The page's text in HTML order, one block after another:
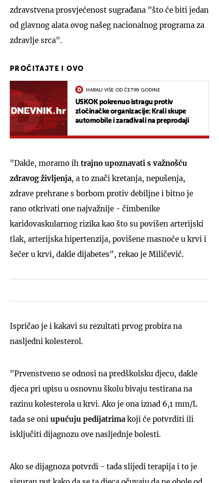
zdravstvena prosvjećenost sugrađana "što će biti jedan
od glavnog alata ovog našeg nacionalnog programa za
zdravlje srca".
PROČITAJTE I OVO
HARALI VIŠE OD ČETIRI GODINE
USKOK pokrenuo istragu protiv
zločinačke organizacije: Krali skupe
automobile i zarađivali na preprodaji
"Dakle, moramo ih trajno upoznavati s važnošću
zdravog življenja, a to znači kretanja, nepušenja,
zdrave prehrane s borbom protiv debiljne i bitno je
rano otkrivati one najvažnije - čimbenike
karidovaskularnog rizika kao što su povišen arterijski
tlak, arterijska hipertenzija, povišene masnoće u krvi i
šećer u krvi, dakle dijabetes", rekao je Miličević.
Ispričao je i kakavi su rezultati prvog probira na
nasljedni kolesterol.
"Prvenstveno se odnosi na predškolsku djecu, dakle
djeca pri upisu u osnovnu školu bivaju testirana na
razinu kolesterola u krvi. Ako je ona iznad 6,1 mm/L
tada se oni upućuju pedijatrima koji će potvrditi ili
isključiti dijagnozu ove nasljednje bolesti.
Ako se dijagnoza potvrdi - tada slijedi terapija i to je